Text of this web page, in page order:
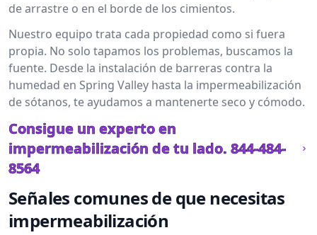
de arrastre o en el borde de los cimientos.
Nuestro equipo trata cada propiedad como si fuera
propia. No solo tapamos los problemas, buscamos la
fuente. Desde la instalación de barreras contra la
humedad en Spring Valley hasta la impermeabilización
de sótanos, te ayudamos a mantenerte seco y cómodo.
Consigue un experto en
impermeabilización de tu lado. 844-484-
8564
Señales comunes de que necesitas
impermeabilización